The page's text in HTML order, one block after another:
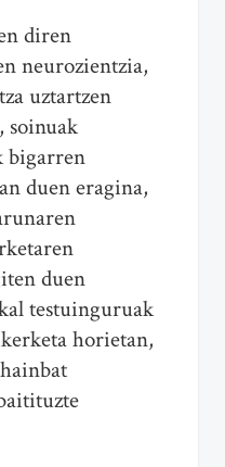
diren
neurozientzia,
uztartzen
soinuak
bigarren
duen eragina,
duen
testuinguruak
horietan,